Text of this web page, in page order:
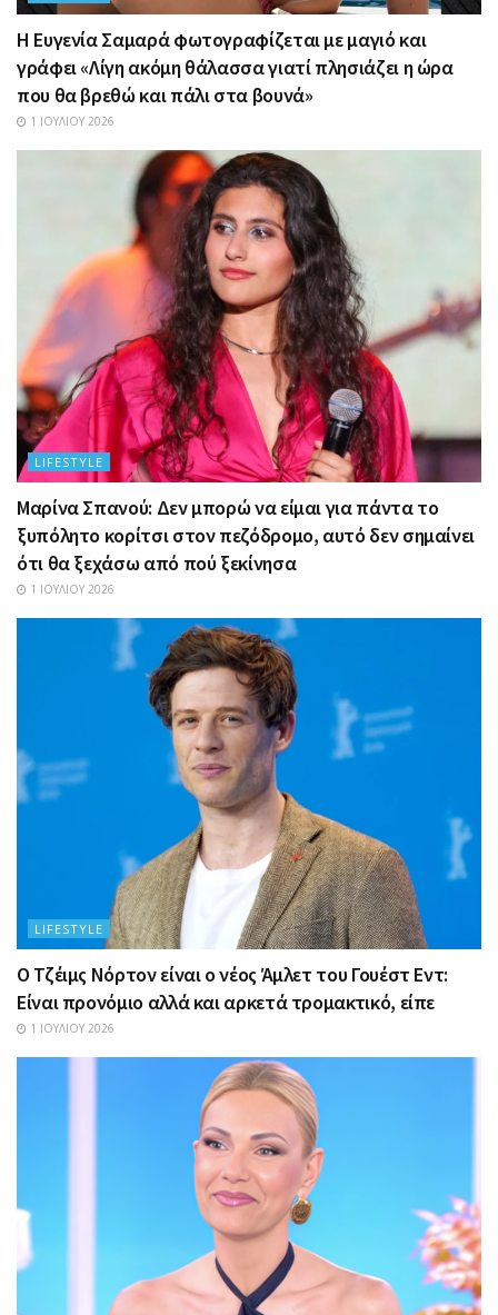
Η Ευγενία Σαμαρά φωτογραφίζεται με μαγιό και
γράφει «Λίγη ακόμη θάλασσα γιατί πλησιάζει η ώρα
που θα βρεθώ και πάλι στα βουνά»
1 ΙΟΥΛΊΟΥ 2026
LIFESTYLE
Μαρίνα Σπανού: Δεν μπορώ να είμαι για πάντα το
ξυπόλητο κορίτσι στον πεζόδρομο, αυτό δεν σημαίνει
ότι θα ξεχάσω από πού ξεκίνησα
1 ΙΟΥΛΊΟΥ 2026
LIFESTYLE
Ο Τζέιμς Νόρτον είναι ο νέος Άμλετ του Γουέστ Εντ:
Είναι προνόμιο αλλά και αρκετά τρομακτικό, είπε
1 ΙΟΥΛΊΟΥ 2026